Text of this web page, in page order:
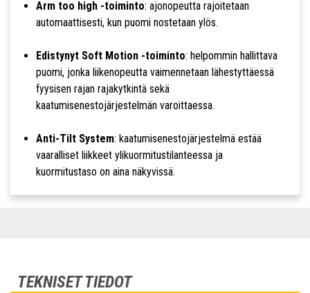
Arm too high -toiminto: ajonopeutta rajoitetaan
automaattisesti, kun puomi nostetaan ylös.
Edistynyt Soft Motion -toiminto: helpommin hallittava
puomi, jonka liikenopeutta vaimennetaan lähestyttäessä
fyysisen rajan rajakytkintä sekä
kaatumisenestojärjestelmän varoittaessa.
Anti-Tilt System: kaatumisenestojärjestelmä estää
vaaralliset liikkeet ylikuormitustilanteessa ja
kuormitustaso on aina näkyvissä.
TEKNISET TIEDOT